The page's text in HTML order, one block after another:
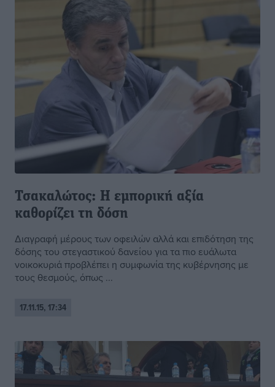
Τσακαλώτος: Η εμπορική αξία
καθορίζει τη δόση
Διαγραφή μέρους των οφειλών αλλά και επιδότηση της
δόσης του στεγαστικού δανείου για τα πιο ευάλωτα
νοικοκυριά προβλέπει η συμφωνία της κυβέρνησης με
τους θεσμούς, όπως ...
17.11.15, 17:34